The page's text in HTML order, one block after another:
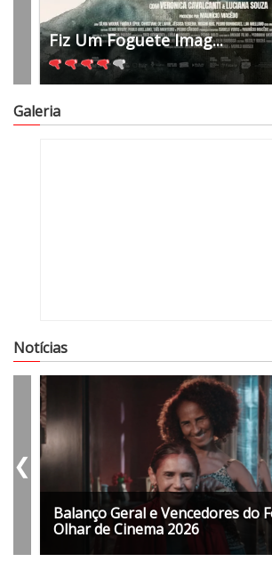
Fiz Um Foguete Imag...
Galeria
Notícias
Balanço Geral e Vencedores do
Olhar de Cinema 2026
❮